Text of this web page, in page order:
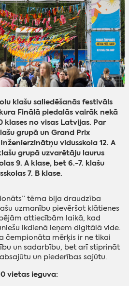
klašu saliedēšanās festivāls
Finālā piedalās vairāk nekā
klases no visas Latvijas. Par
grupā un Grand Prix
vidusskola 12. A
grupā uzvarētāju laurus
9. A klase, bet 6.-7. klašu
7. B klase.
tēma bija draudzība
uzmanību pievēršot klātienes
attiecībām laikā, kad
ikdienā ieņem digitālā vide.
čempionāta mērķis ir ne tikai
un sadarbību, bet arī stiprināt
un piederības sajūtu.
vietas ieguva: